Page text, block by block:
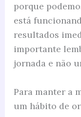
porque
está
resultados
importante
jornada e não
Para manter a
um hábito de